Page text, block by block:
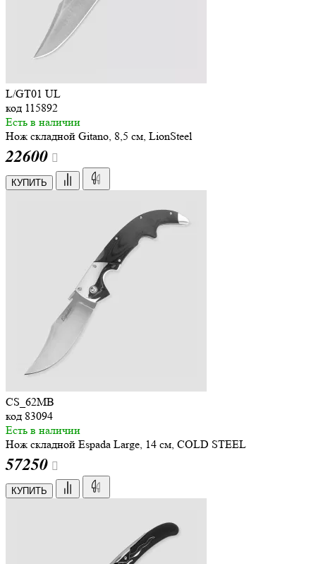
L/GT01 UL
код 115892
Есть в наличии
Нож складной Gitano, 8,5 см, LionSteel
22600
КУПИТЬ
CS_62MB
код 83094
Есть в наличии
Нож складной Espada Large, 14 см, COLD STEEL
57250
КУПИТЬ